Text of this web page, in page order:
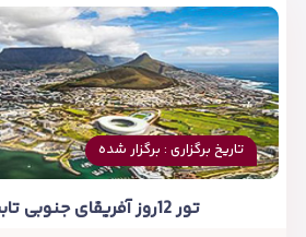
تاریخ برگزاری : برگزار شده
تور 12روز آفریقای جنوبی تابستان 1404